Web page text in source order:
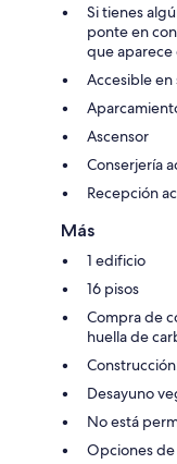
Si tienes
ponte en
que aparece
Accesible
Ascensor
Conserjería
Recepción
Más
1 edificio
16 pisos
Compra de
huella de
Desayuno
No está
Opciones